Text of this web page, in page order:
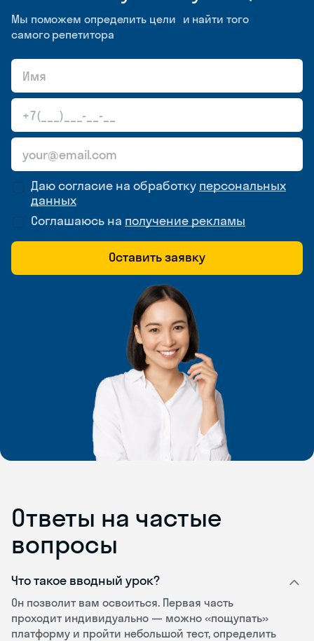
Мы поможем определить цели и найти того
самого репетитора
Даю согласие на обработку персональных
данных
Соглашаюсь на получение рекламы
Оставить заявку
Ответы на частые
вопросы
Что такое вводный урок?
Он позволит вам освоиться. Первая часть
проходит индивидуально — можно «пощупать»
платформу и пройти небольшой тест, определить